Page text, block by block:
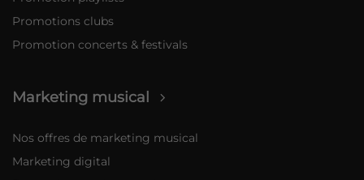
Promotions clubs
Promotion concerts & festivals
Marketing musical
Nos offres de marketing musical
Marketing digital